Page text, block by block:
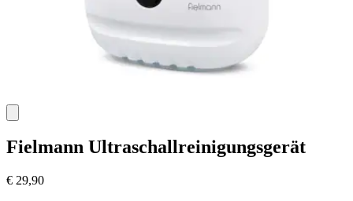
Fielmann Ultraschallreinigungsgerät
€ 29,90